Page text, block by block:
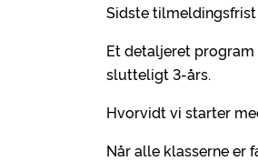
Sidste
Et detaljeret
slutteligt 3-års.
Hvorvidt vi starter
Når alle klasserne er